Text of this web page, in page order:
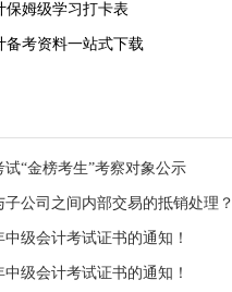
保姆级学习打卡表
备考资料一站式下载
“金榜考生”考察对象公示
公司之间内部交易的抵销处理？
级会计考试证书的通知！
级会计考试证书的通知！